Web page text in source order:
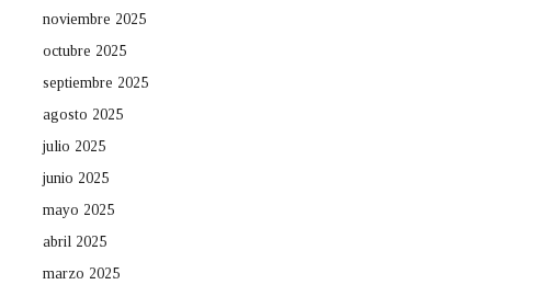
noviembre 2025
octubre 2025
septiembre 2025
agosto 2025
julio 2025
junio 2025
mayo 2025
abril 2025
marzo 2025